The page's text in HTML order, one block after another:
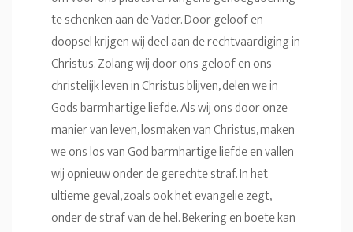
te schenken aan de Vader. Door geloof en
doopsel krijgen wij deel aan de rechtvaardiging in
Christus. Zolang wij door ons geloof en ons
christelijk leven in Christus blijven, delen we in
Gods barmhartige liefde. Als wij ons door onze
manier van leven, losmaken van Christus, maken
we ons los van God barmhartige liefde en vallen
wij opnieuw onder de gerechte straf. In het
ultieme geval, zoals ook het evangelie zegt,
onder de straf van de hel. Bekering en boete kan